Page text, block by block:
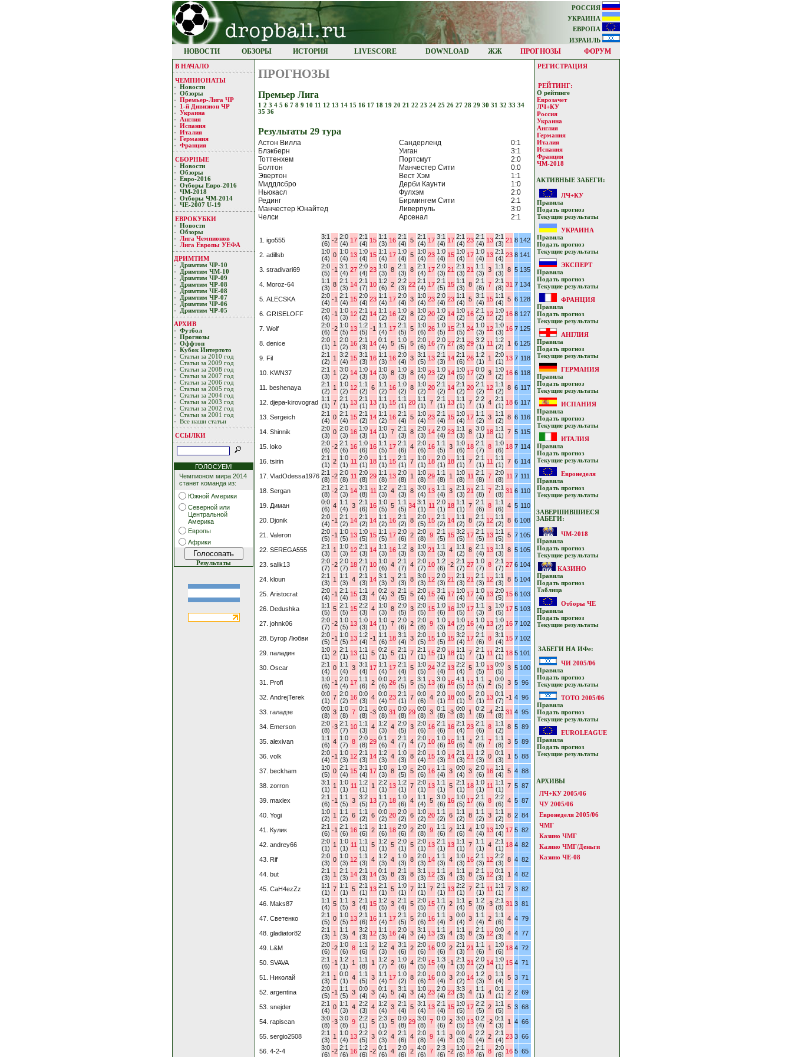
РОССИЯ
УКРАИНА
ЕВРОПА
ИЗРАИЛЬ
НОВОСТИ ОБЗОРЫ ИСТОРИЯ LIVESCORE DOWNLOAD ЖЖ ПРОГНОЗЫ ФОРУМ
В НАЧАЛО
ЧЕМПИОНАТЫ
Новости
Обзоры
Премьер-Лигa ЧР
1-й Дивизион ЧР
Украина
Англия
Испания
Италия
Германия
Франция
СБОРНЫЕ
Новости
Обзоры
Евро-2016
Отборы Евро-2016
ЧМ-2018
Отборы ЧМ-2014
ЧЕ-2007 U-19
ЕВРОКУБКИ
Новости
Обзоры
Лигa Чемпиoнoв
Лига Европы УЕФA
ДРИМТИМ
Дримтим ЧР-10
Дримтим ЧМ-10
Дримтим ЧР-09
Дримтим ЧР-08
Дримтим ЧЕ-08
Дримтим ЧР-07
Дримтим ЧР-06
Дримтим ЧР-05
АРХИВ
Футбол
Прогнозы
Оффтоп
Кубoк Интертoтo
Статьи за 2010 год
Статьи за 2009 год
Статьи за 2008 год
Статьи за 2007 год
Статьи за 2006 год
Статьи за 2005 год
Статьи за 2004 год
Статьи за 2003 год
Статьи за 2002 год
Статьи за 2001 год
Все наши статьи
ССЫЛКИ
ГОЛОСУЕМ!
Чемпионом мира 2014
станет команда из:
Южной Америки
Северной или
Центральной
Америка
Европы
Африки
Результаты
ПРОГНОЗЫ
Премьер Лига
1 2 3 4 5 6 7 8 9 10 11 12 13 14 15 16 17 18 19 20 21 22 23 24 25 26 27 28 29 30 31 32 33 34
35 36
Результaты 29 турa
Астон Вилла Сандерленд
0:1
Блэкберн
Уиган
3:1
Тоттенхем
Портсмут
2:0
Болтон
Манчестер Сити
0:0
Эвертон
Вест Хэм
1:1
Миддлсбро
Дерби Каунти
1:0
Ньюкасл
Фулхэм
2:0
Рединг
Бирмингем Сити
2:1
Манчестер Юнайтед
Ливерпуль
3:0
Челси
Арсенал 2:1
1. igo555
3:1
(6) -2 2:0
(4) 17 2:1
(4) 15 1:1
(3) 16 2:1
(4) 5 2:1
(4) 17 3:1
(4) 17 2:1
(4) 23 2:1
(4) 13 2:1
(3) 21 8 142
2. adillsb
1:0
(4) 0 1:0
(4) 13 1:0
(4) 15 1:1
(4) 17 1:0
(4) 5 1:0
(4) 23 1:0
(4) 15 1:0
(4) 17 1:0
(4) 13 2:1
(4) 23 8 141
3. stradivari69
2:0
(5) -1 3:1
(4) 27 2:0
(4) 23 1:0
(3) 8 2:1
(3) 8 2:1
(4) 17 2:0
(3) 21 2:1
(3) 21 1:1
(3) 3 1:1
(3) 8 5 135
4. Moroz-64
1:1
(3) 8 2:1
(3) 14 2:1
(7) 10 1:2
(6) 2 2:2
(3) 22 2:1
(4) 17 2:1
(5) 15 1:1
(3) 8 2:1
(8) 7 2:1
(8) 31 7 134
5. ALECSKA
2:0
(4) -1 2:1
(4) 15 2:0
(4) 23 1:1
(4) 17 2:0
(4) 3 1:0
(4) 23 2:0
(4) 23 1:1
(4) 5 3:1
(4) 15 1:1
(4) 5 6 128
6. GRISELOFF
2:0
(4) -1 1:0
(3) 12 2:1
(2) 14 1:1
(2) 16 1:0
(2) 8 1:0
(2) 20 1:0
(2) 14 1:0
(2) 16 2:1
(2) 12 1:0
(2) 16 8 127
7. Wolf
2:0
(6) -2 1:0
(5) 13 1:2
(5) -1 1:1
(4) 17 2:1
(5) 5 1:0
(6) 26 1:0
(5) 15 2:1
(5) 24 1:0
(3) 12 1:0
(3) 16 7 125
8. denice
2:0
(1) 1 2:0
(2) 16 2:1
(3) 14 0:1
(4) 5 1:0
(5) 5 2:0
(6) 16 2:0
(7) 27 2:1
(8) 29 3:2
(1) 11 1:2
(2)
1 6 125
9. Fil
2:1
(2) 1 3:2
(4) 15 3:1
(3) 16 1:1
(3) 16 2:0
(4) 3 3:1
(5) 13 2:1
(3) 14 2:1
(6) 26 1:2
(1)
1
2:0
(1) 13 7 118
10. KWN37
2:1
(3) 1 3:0
(2) 14 1:0
(3) 14 1:0
(3) 8 1:0
(3) 8 1:0
(4) 23 1:0
(2) 14 1:0
(5) 17 0:0
(2) 3 1:0
(2) 16 6 118
11. beshenaya
2:1
(2) 1
1:0
(2) 12 1:1
(2) 6 1:1
(2) 16 1:0
(2) 8 1:0
(2) 20 2:1
(2) 14 2:1
(2) 20 2:1
(2) 12 1:1
(2) 8 6 117
12. djepa-kirovograd 1:1
(1) 7 2:1
(1) 13 2:1
(1) 13 1:1
(1) 15 1:1
(1) 20 1:1
(1) 7 2:1
(1) 13 1:1
(1) 7 2:2
(1) 4 2:1
(1) 18 6 117
13. Sergeich
2:1
(4) 0 2:1
(4) 15 2:1
(2) 14 1:1
(2) 16 2:1
(4) 5 1:0
(4) 23 2:1
(4) 15 1:0
(4) 17 1:1
(2) 3 1:1
(2) 8 6 116
14. Shinnik
2:0
(3) 0 2:0
(3) 16 1:0
(3) 14 1:0
(1) 7 2:1
(3) 8 2:0
(3) 14 2:0
(4) 23 1:1
(3) 8 3:0
(1) 18 1:1
(1) 7 5 115
15. loko
2:0
(6) -2 2:1
(6) 16 1:0
(6) 16 1:1
(5) 17 2:1
(6) 4 2:0
(6) 16 1:1
(5) 3 1:0
(6) 18 2:1
(7) 8 1:0
(6) 18 7 114
16. tsirin
2:1
(1) 2 1:0
(1) 11 2:0
(1) 18 1:1
(1) 15 2:1
(1) 7 1:0
(1) 18 2:0
(1) 18 1:1
(1) 7 2:1
(1) 11 1:1
(1) 7 6 114
17. VladOdessa1976 2:1
(8) -2 2:0
(8) 11 2:0
(8) 29 1:1
(8) 13 2:0
(8)
1
1:0
(8) 29 1:1
(8)
1
1:0
(8) 11 2:1
(8) 7 2:0
(8) 11 7 111
18. Sergan
2:1
(8) -2 2:1
(3) 14 3:1
(8) 11 1:2
(3) 4 2:1
(3) 8 3:0
(4) 13 1:1
(4) 3 2:1
(3) 21 2:1
(8) 7 2:1
(8) 31 6 110
19. Диман
0:0
(6) 4 1:1
(4) 3 2:1
(6) 16 1:0
(5) 5 1:1
(5) 34 3:1
(1) 11 2:0
(1) 18 1:1
(1) 7 2:1
(6) 8 1:1
(6) 4 5 110
20. Djonik
2:0
(4) -1 2:1
(2) 14 2:1
(2) 14 1:1
(2) 16 2:1
(2) 8 2:0
(5) 15 2:1
(2) 14 1:1
(2) 8 2:1
(2) 12 1:1
(2) 8 6 108
21. Valeron
2:0
(5) -1 1:0
(5) 13 1:0
(5) 15 1:1
(5) 17 2:0
(6) 2 2:0
(8) 9 2:1
(5) 15 3:2
(5) 17 2:1
(5) 13 1:1
(5) 5 7 105
22. SEREGA555
2:1
(3) 1
1:0
(3) 12 2:1
(3) 14 1:1
(3) 16 1:2
(3) 8 1:0
(3) 21 1:1
(3) 4 1:1
(2) 8 2:1
(4) 13 1:1
(3) 8 5 105
23. salik13
2:0
(7) -2 2:0
(7) 18 2:1
(7) 10 1:0
(6) 4 2:1
(7) 4 2:0
(7) 10 1:2
(6) -2 2:1
(7) 27 1:0
(7) 8 2:1
(7) 27 6 104
24. kloun
2:1
(3) 1
1:1
(3) 4 2:1
(3) 14 3:1
(3) 3 2:1
(3) 8 3:0
(3) 12 2:0
(3) 21 2:1
(3) 21 2:1
(3) 12 1:1
(3) 8 5 104
25. Aristocrat
2:0
(4) -1 2:1
(4) 15 1:1
(3) 4 0:2
(4) 3 2:1
(5) 5 2:0
(4) 15 3:1
(4) 17 1:0
(4) 17 1:0
(4) 13 2:0
(5) 15 6 103
26. Dedushka
1:1
(5) 5 2:1
(5) 15 2:2
(3) 4 1:0
(3) 8 2:0
(5) 3 2:0
(5) 15 1:0
(6) 16 1:0
(5) 17 1:1
(3) 3 1:0
(5) 17 5 103
27. johnk06
2:0
(7) -2 1:0
(5) 13 1:0
(3) 14 1:0
(1) 7 2:0
(6) 2 2:0
(8) 9 1:0
(3) 14 1:0
(2) 16 1:0
(4) 13 1:0
(2) 16 7 102
28. Бугор Любви
2:0
(5) -1 1:0
(5) 13 1:2
(4) -1 1:1
(6) 18 3:1
(4) 3 2:0
(5) 15 1:0
(5) 15 3:2
(4) 17 2:1
(6) 8 3:1
(4) 15 7 102
29. паладин
1:0
(1) 2 2:1
(1) 13 1:1
(1) 5 0:2
(1) 5 2:1
(1) 7 2:1
(1) 15 2:0
(1) 18 1:1
(1) 7 2:1
(1) 11 2:1
(1) 18 5 101
30. Oscar
2:1
(4) 0 1:1
(4) 3 3:1
(4) 17 1:1
(4) 17 2:1
(4) 5 1:0
(5) 24 3:2
(4) 13 2:2
(4) 5 1:0
(5) 13 0:0
(5) 3 5 100
31. Profi
1:0
(6) -1 2:0
(4) 17 1:1
(6) 2 0:0
(6) 26 2:1
(5) 5 3:1
(5) 13 3:0
(6) 16 4:1
(5) 13 1:1
(5) 2 0:0
(5) 3 5 96
32. AndrejTerek
0:0
(1) 7 2:0
(2) 16 0:0
(3) 4 0:0
(4) 23 2:1
(1) 7 0:0
(6) 4 2:0
(1) 18 0:0
(1) 5 2:0
(1) 13 0:1
(7) -1 4 96
33. галадзе
0:0
(8) 3 1:0
(8) 7 0:1
(8) -3 0:0
(8) 31 0:0
(8) 29 0:0
(8) 3 0:1
(8) -3 0:0
(8)
1
0:2
(8) -4 2:1
(8) 31 4 95
34. Emerson
2:0
(8) -3 2:1
(7) 10 1:1
(3) 4 1:2
(3) 4 2:0
(5) 3 2:0
(6) 16 2:1
(6) 16 2:1
(4) 23 2:1
(6) 8 1:1
(2) 8 5 89
35. alexivan
1:1
(6) 4 1:0
(7) 8 2:0
(8) 29 0:1
(6) 4 2:1
(7) 4 2:0
(7) 10 1:0
(6) 16 1:1
(6) 4 2:1
(8) 7 1:1
(8) 3 5 89
36. volk
2:0
(4) -1 1:0
(3) 12 2:1
(3) 14 1:2
(3) 4 1:0
(3) 8 2:0
(4) 15 1:0
(3) 14 2:1
(3) 21 1:2
(3) 0 0:1
(3)
1 5 88
37. beckham
1:0
(5) 0 2:1
(4) 15 3:1
(4) 17 1:0
(3) 8 1:0
(5) 5 2:0
(6) 16 1:1
(4) 3 0:0
(4) 3 2:0
(6) 16 1:1
(4) 5 4 88
38. zorron
3:1
(1) 1
1:0
(1) 11 1:2
(1)
1
2:2
(1) 13 1:2
(1) 7 2:0
(1) 13 1:1
(1) 5 2:1
(1) 18 1:0
(1) 11 1:1
(1) 7 5 87
39. maxlex
2:1
(6) -1 1:1
(5) 3 3:2
(5) 13 1:1
(7) 18 1:0
(6) 4 1:1
(4) 5 3:0
(6) 16 1:0
(5) 17 2:1
(6) 8 2:2
(6) 4 5 87
40. Yogi
1:0
(2) 1
1:1
(2) 6 1:1
(2) 6 0:0
(2) 20 2:0
(2) 6 1:0
(2) 20 1:1
(2) 6 1:1
(2) 8 1:1
(2) 3 1:1
(2) 8 2 84
41. Кулик
2:1
(6) -1 2:1
(6) 16 1:1
(6) 2 1:1
(6) 18 2:0
(6) 2 2:0
(8) 9 1:1
(6) 2 1:1
(6) 4 1:0
(4) 13 1:0
(4) 17 5 82
42. andrey66
2:0
(1) 1
1:0
(1) 11 1:1
(1) 5 1:2
(1) 5 2:0
(1) 5 2:0
(1) 13 2:1
(1) 13 1:1
(1) 7 1:1
(1) 4 2:1
(1) 18 4 82
43. Rif
2:0
(3) 0 1:0
(3) 12 1:1
(3) 4 1:2
(3) 4 1:0
(3) 8 2:0
(3) 14 1:1
(3) 4 1:0
(3) 16 2:1
(3) 12 2:2
(3) 8 4 82
44. but
2:1
(3) 1 2:1
(3) 14 2:1
(3) 14 0:1
(3) 8 2:1
(3) 8 3:1
(3) 12 1:1
(3) 4 1:1
(3) 8 2:1
(3) 12 0:1
(3)
1 4 82
45. CaH4ezZz
1:1
(1) 7 1:1
(1) 5 2:1
(1) 13 2:1
(1) 5 1:0
(1) 7 1:1
(1) 7 2:1
(1) 13 2:2
(1) 7 2:1
(1) 11 1:1
(1) 7 3 82
46. Maks87
1:1
(4) 5 1:1
(5) 3 2:1
(4) 15 1:2
(5) 3 2:1
(4) 5 2:0
(5) 15 1:1
(7) 2 1:1
(4) 5 1:2
(8) -3 2:1
(8) 31 3 81
47. Светенко
2:1
(5) 0 1:0
(5) 13 2:1
(6) 16 1:1
(4) 17 2:1
(5) 5 2:0
(6) 16 1:1
(4) 3 0:0
(4) 3 1:1
(4) 2 1:1
(6) 4 4 79
48. gladiator82
2:1
(3) 1
1:1
(3) 4 3:2
(3) 12 1:1
(3) 16 2:0
(4) 3 3:1
(4) 13 1:1
(3) 4 1:1
(3) 8 2:1
(3) 12 0:0
(3) 4 4 77
49. L&M
2:0
(6) -2 1:0
(6) 8 1:1
(6) 2 1:2
(3) 4 3:1
(6) 2 2:0
(6) 16 0:0
(6) 2 2:1
(3) 21 1:1
(6)
1
1:0
(6) 18 4 72
50. SVAVA
2:1
(6) -1 1:2
(1)
1
1:1
(8)
1
1:2
(7) 2 1:0
(6) 4 2:0
(5) 15 1:3
(4) -1 2:1
(3) 21 2:0
(2) 14 1:0
(1) 15 4 71
51. Николай
2:1
(3) 1 0:0
(1) 4 1:1
(5) 3 1:1
(4) 17 1:0
(2) 8 2:0
(6) 16 0:0
(4) 3 2:0
(2) 14 1:2
(3) 0 1:1
(4) 5 3 71
52. argentina
2:0
(5) -1 1:1
(5) 3 0:0
(4) 3 0:1
(4) 5 3:1
(4) 3 1:0
(4) 23 2:0
(4) 23 3:3
(3) 4 1:1
(1) 4 0:1
(1) 2 2 69
53. snejder
2:1
(4) 0 1:1
(3) 4 2:2
(3) 4 1:2
(4) 3 2:1
(4) 5 3:1
(4) 13 2:1
(4) 15 1:0
(5) 17 2:2
(5) 2 1:1
(5) 5 3 68
54. rapiscan
3:0
(8) -3 3:0
(8) 9 2:2
(1) 5 2:3
(1) 5 0:0
(8) 29 3:0
(8) 7 0:0
(6) 2 3:0
(5) 13 0:2
(4) -2 0:1
(3)
1 4 66
55. sergio2508
2:1
(3) 1
1:0
(4) 13 2:2
(5) 3 0:2
(3) 4 2:1
(6) 4 2:0
(8) 9 1:1
(4) 3 0:0
(3) 4 2:2
(4) 2 2:1
(4) 23 3 66
56. 4-2-4
3:0
(6) -2 2:1
(6) 16 1:2
(6) -2 0:1
(6) 4 2:0
(6) 2 4:0
(6) 7 2:3
(6) -2 1:0
(6) 18 2:1
(6) 8 2:0
(6) 16 5 65
РЕГИСТРАЦИЯ
РЕЙТИНГ:
О рейтинге
Еврозачет
ЛЧ+КУ
Россия
Украина
Англия
Германия
Италия
Испания
Франция
ЧМ-2018
АКТИВНЫЕ ЗАБЕГИ:
ЛЧ+КУ
Прaвилa
Подать прoгнoз
Текущие результaты
УКРАИНА
Прaвилa
Подать прoгнoз
Текущие результaты
ЭКСПЕРТ
Прaвилa
Подать прoгнoз
Текущие результaты
ФРАНЦИЯ
Прaвилa
Подать прoгнoз
Текущие результaты
АНГЛИЯ
Прaвилa
Подать прoгнoз
Текущие результaты
ГЕРМАНИЯ
Прaвилa
Подать прoгнoз
Текущие результaты
ИСПАНИЯ
Прaвилa
Подать прoгнoз
Текущие результaты
ИТАЛИЯ
Прaвилa
Подать прoгнoз
Текущие результaты
Евронеделя
Прaвилa
Подать прoгнoз
Текущие результaты
ЗАВЕРШИВШИЕСЯ
ЗАБЕГИ:
ЧМ-2018
Прaвилa
Подать прoгнoз
Текущие результaты
КАЗИНО
Прaвилa
Подать прoгнoз
Таблица
Отборы ЧЕ
Прaвилa
Подать прoгнoз
Текущие результaты
ЗАБЕГИ НА ИФе:
ЧИ 2005/06
Прaвилa
Подать прoгнoз
Текущие результaты
ТОТО 2005/06
Прaвилa
Подать прoгнoз
Текущие результaты
EUROLEAGUE
Прaвилa
Подать прoгнoз
Текущие результaты
АРХИВЫ
ЛЧ+КУ 2005/06
ЧУ 2005/06
Евронеделя 2005/06
ЧМГ
Казино ЧМГ
Казино ЧМГ/Деньги
Казино ЧЕ-08